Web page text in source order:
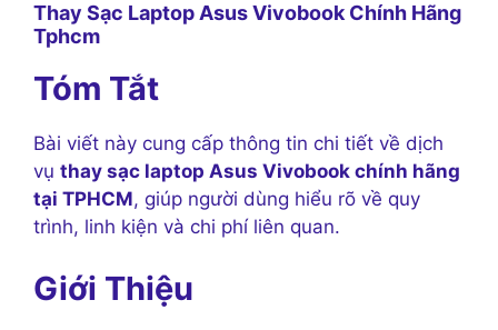
Thay Sạc Laptop Asus Vivobook Chính Hãng
Tphcm
Tóm Tắt
Bài viết này cung cấp thông tin chi tiết về dịch
vụ thay sạc laptop Asus Vivobook chính hãng
tại TPHCM, giúp người dùng hiểu rõ về quy
trình, linh kiện và chi phí liên quan.
Giới Thiệu